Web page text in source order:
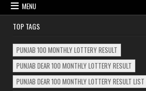
MENU
TOP TAGS
PUNJAB 100 MONTHLY LOTTERY RESULT
PUNJAB DEAR 100 MONTHLY LOTTERY RESULT
PUNJAB DEAR 100 MONTHLY LOTTERY RESULT LIST